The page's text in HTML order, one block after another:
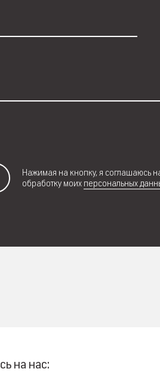
Нажимая на кнопку, я соглашаюсь
обработку моих персональных
на нас: